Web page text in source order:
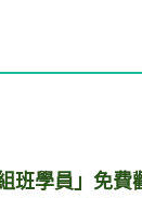
班學員」免費